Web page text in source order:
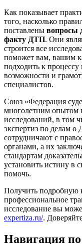
Как показывает
того, насколько
поставлены вопросы
факту ДТП. Они
строится все
поможет вам, вашим
подходить к процессу
возможности и
специалистов.
Союз «Федерация
многолетним опытом
исследований, в том
экспертиз по делам
сотрудничают с
органами, а их
стандартам
установить истину в
помочь.
Получить подробную
профессиональное
исследование вы
expertiza.ru/.
Навигация